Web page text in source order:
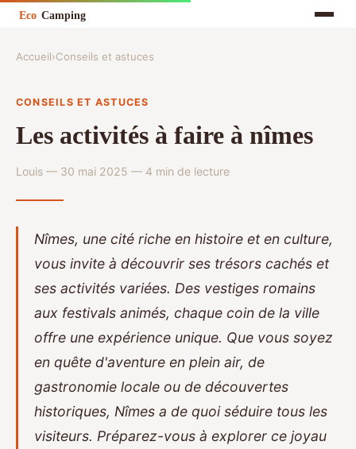
Accueil›Conseils et astuces
CONSEILS ET ASTUCES
Les activités à faire à nîmes
Louis — 30 mai 2025 — 4 min de lecture
Nîmes, une cité riche en histoire et en culture,
vous invite à découvrir ses trésors cachés et
ses activités variées. Des vestiges romains
aux festivals animés, chaque coin de la ville
offre une expérience unique. Que vous soyez
en quête d'aventure en plein air, de
gastronomie locale ou de découvertes
historiques, Nîmes a de quoi séduire tous les
visiteurs. Préparez-vous à explorer ce joyau